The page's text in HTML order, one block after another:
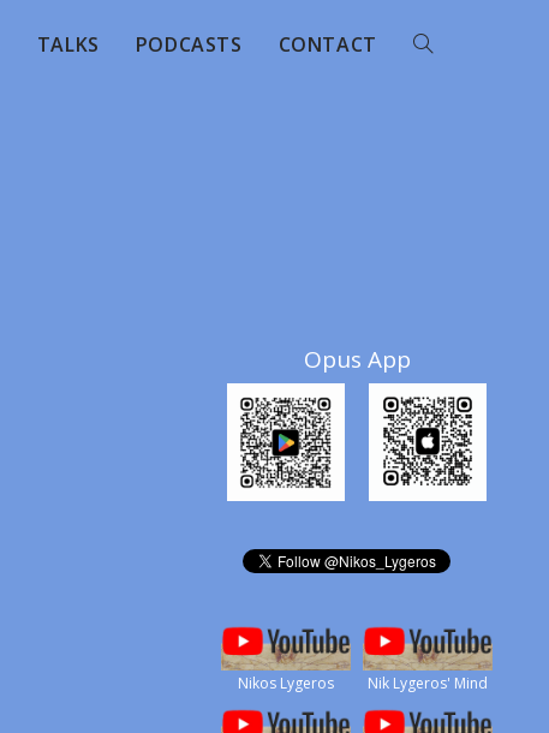
TALKS PODCASTS CONTACT
Opus App
Nikos Lygeros Nik Lygeros' Mind